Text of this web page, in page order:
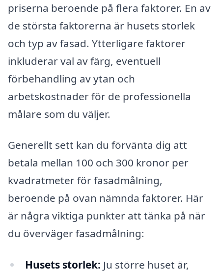
priserna beroende på flera faktorer. En av
de största faktorerna är husets storlek
och typ av fasad. Ytterligare faktorer
inkluderar val av färg, eventuell
förbehandling av ytan och
arbetskostnader för de professionella
målare som du väljer.
Generellt sett kan du förvänta dig att
betala mellan 100 och 300 kronor per
kvadratmeter för fasadmålning,
beroende på ovan nämnda faktorer. Här
är några viktiga punkter att tänka på när
du överväger fasadmålning:
Husets storlek: Ju större huset är,